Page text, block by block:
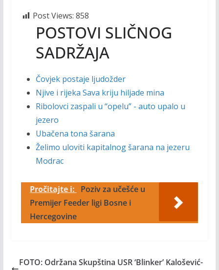
Post Views: 858
POSTOVI SLIČNOG
SADRŽAJA
Čovjek postaje ljudožder
Njive i rijeka Sava kriju hiljade mina
Ribolovci zaspali u “opelu” - auto upalo u
jezero
Ubačena tona šarana
Želimo uloviti kapitalnog šarana na jezeru
Modrac
Pročitajte i:
Poziv za učešće u
Premijer Feeder ligi Bosne i
Hercegovine
FOTO: Održana Skupština USR ‘Blinker’ Kalošević-